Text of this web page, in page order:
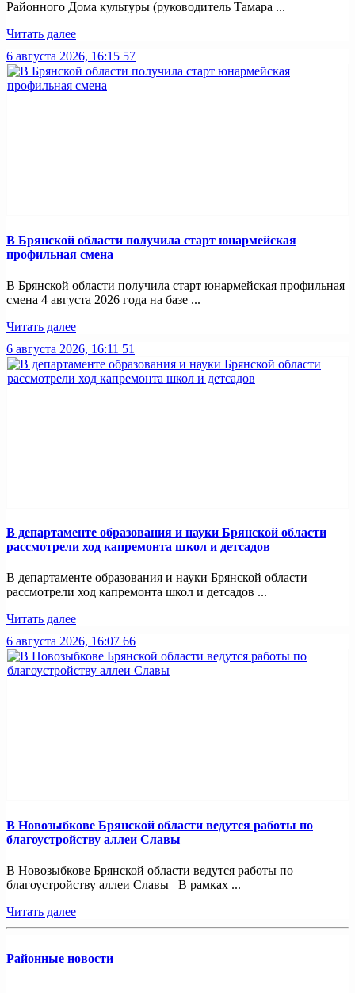
Районного Дома культуры (руководитель Тамара ...
Читать далее
6 августа 2026, 16:15 57
В Брянской области получила старт юнармейская
профильная смена
В Брянской области получила старт юнармейская профильная
смена 4 августа 2026 года на базе ...
Читать далее
6 августа 2026, 16:11 51
В департаменте образования и науки Брянской области
рассмотрели ход капремонта школ и детсадов
В департаменте образования и науки Брянской области
рассмотрели ход капремонта школ и детсадов ...
Читать далее
6 августа 2026, 16:07 66
В Новозыбкове Брянской области ведутся работы по
благоустройству аллеи Славы
В Новозыбкове Брянской области ведутся работы по
благоустройству аллеи Славы В рамках ...
Читать далее
Районные новости